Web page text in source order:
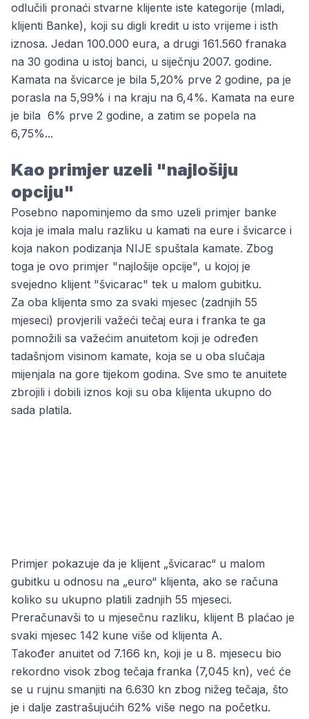
odlučili pronaći stvarne klijente iste kategorije (mladi,
klijenti Banke), koji su digli kredit u isto vrijeme i isth
iznosa. Jedan 100.000 eura, a drugi 161.560 franaka
na 30 godina u istoj banci, u siječnju 2007. godine.
Kamata na švicarce je bila 5,20% prve 2 godine, pa je
porasla na 5,99% i na kraju na 6,4%. Kamata na eure
je bila 6% prve 2 godine, a zatim se popela na
6,75%...
Kao primjer uzeli "najlošiju
opciju"
Posebno napominjemo da smo uzeli primjer banke
koja je imala malu razliku u kamati na eure i švicarce i
koja nakon podizanja NIJE spuštala kamate. Zbog
toga je ovo primjer "najlošije opcije", u kojoj je
svejedno klijent "švicarac" tek u malom gubitku.
Za oba klijenta smo za svaki mjesec (zadnjih 55
mjeseci) provjerili važeći tečaj eura i franka te ga
pomnožili sa važećim anuitetom koji je određen
tadašnjom visinom kamate, koja se u oba slučaja
mijenjala na gore tijekom godina. Sve smo te anuitete
zbrojili i dobili iznos koji su oba klijenta ukupno do
sada platila.
Primjer pokazuje da je klijent „švicarac“ u malom
gubitku u odnosu na „euro“ klijenta, ako se računa
koliko su ukupno platili zadnjih 55 mjeseci.
Preračunavši to u mjesečnu razliku, klijent B plaćao je
svaki mjesec 142 kune više od klijenta A.
Također anuitet od 7.166 kn, koji je u 8. mjesecu bio
rekordno visok zbog tečaja franka (7,045 kn), već će
se u rujnu smanjiti na 6.630 kn zbog nižeg tečaja, što
je i dalje zastrašujućih 62% više nego na početku.